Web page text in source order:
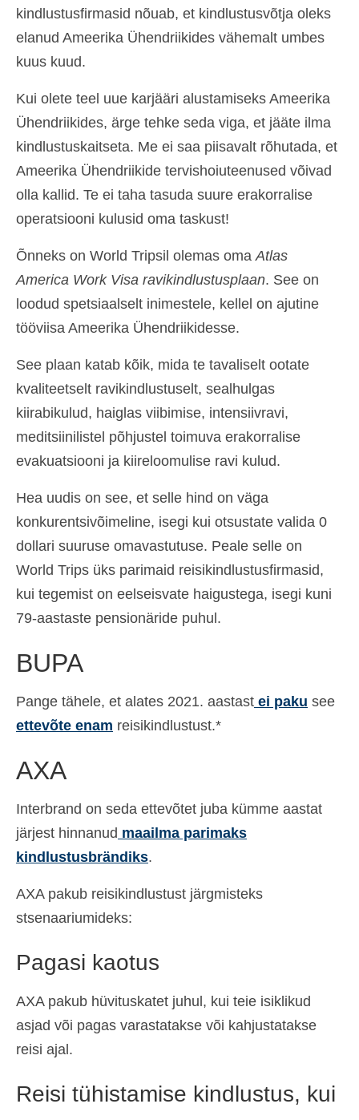
kindlustusfirmasid nõuab, et kindlustusvõtja oleks
elanud Ameerika Ühendriikides vähemalt umbes
kuus kuud.
Kui olete teel uue karjääri alustamiseks Ameerika
Ühendriikides, ärge tehke seda viga, et jääte ilma
kindlustuskaitseta. Me ei saa piisavalt rõhutada, et
Ameerika Ühendriikide tervishoiuteenused võivad
olla kallid. Te ei taha tasuda suure erakorralise
operatsiooni kulusid oma taskust!
Õnneks on World Tripsil olemas oma Atlas
America Work Visa ravikindlustusplaan. See on
loodud spetsiaalselt inimestele, kellel on ajutine
tööviisa Ameerika Ühendriikidesse.
See plaan katab kõik, mida te tavaliselt ootate
kvaliteetselt ravikindlustuselt, sealhulgas
kiirabikulud, haiglas viibimise, intensiivravi,
meditsiinilistel põhjustel toimuva erakorralise
evakuatsiooni ja kiireloomulise ravi kulud.
Hea uudis on see, et selle hind on väga
konkurentsivõimeline, isegi kui otsustate valida 0
dollari suuruse omavastutuse. Peale selle on
World Trips üks parimaid reisikindlustusfirmasid,
kui tegemist on eelseisvate haigustega, isegi kuni
79-aastaste pensionäride puhul.
BUPA
Pange tähele, et alates 2021. aastast ei paku see
ettevõte enam reisikindlustust.*
AXA
Interbrand on seda ettevõtet juba kümme aastat
järjest hinnanud maailma parimaks
kindlustusbrändiks.
AXA pakub reisikindlustust järgmisteks
stsenaariumideks:
Pagasi kaotus
AXA pakub hüvituskatet juhul, kui teie isiklikud
asjad või pagas varastatakse või kahjustatakse
reisi ajal.
Reisi tühistamise kindlustus, kui